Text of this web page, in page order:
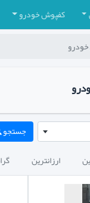
کفپوش خودرو
جستجو
ارزانترین